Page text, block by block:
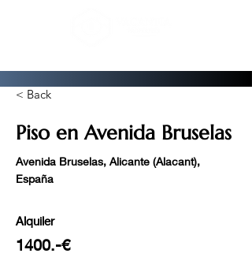
< Back
Piso en Avenida Bruselas
Avenida Bruselas, Alicante (Alacant),
España
Alquiler
1400.-€